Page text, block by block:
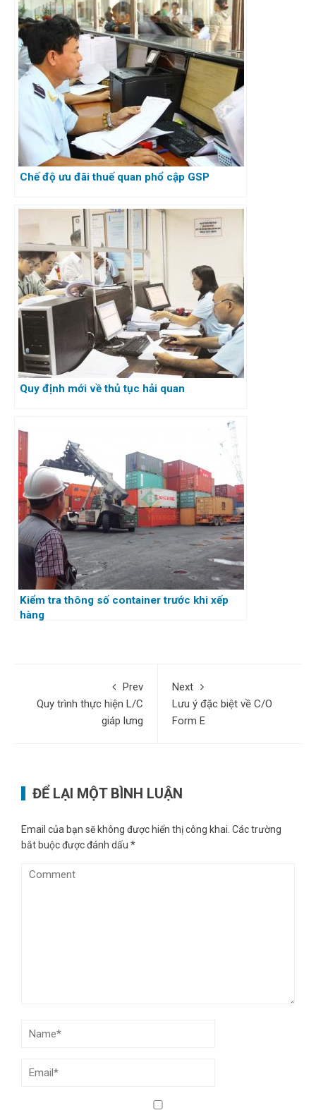
Chế độ ưu đãi thuế quan phổ cập GSP
Quy định mới về thủ tục hải quan
Kiểm tra thông số container trước khi xếp
hàng
Prev
Quy trình thực hiện L/C
giáp lưng
Next
Lưu ý đặc biệt về C/O
Form E
ĐỂ LẠI MỘT BÌNH LUẬN
Email của bạn sẽ không được hiển thị công khai. Các trường
bắt buộc được đánh dấu *